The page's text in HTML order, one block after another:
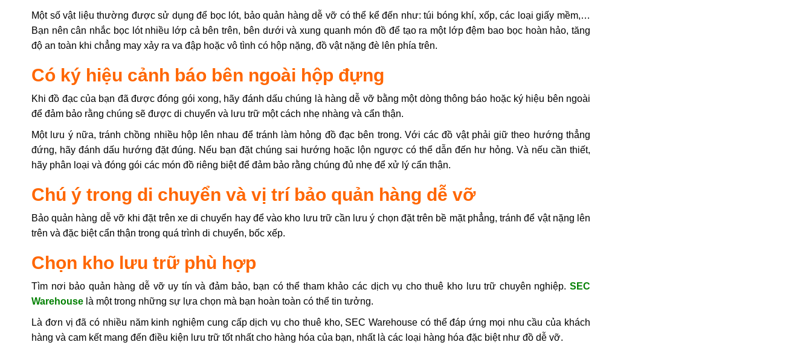
Một số vật liệu thường được sử dụng để bọc lót, bảo quản hàng dễ vỡ có thể kể đến như: túi bóng khí, xốp, các loại giấy mềm,…
Bạn nên cân nhắc bọc lót nhiều lớp cả bên trên, bên dưới và xung quanh món đồ để tạo ra một lớp đệm bao bọc hoàn hảo, tăng
độ an toàn khi chẳng may xảy ra va đập hoặc vô tình có hộp nặng, đồ vật nặng đè lên phía trên.
Có ký hiệu cảnh báo bên ngoài hộp đựng
Khi đồ đạc của bạn đã được đóng gói xong, hãy đánh dấu chúng là hàng dễ vỡ bằng một dòng thông báo hoặc ký hiệu bên ngoài
để đảm bảo rằng chúng sẽ được di chuyển và lưu trữ một cách nhẹ nhàng và cẩn thận.
Một lưu ý nữa, tránh chồng nhiều hộp lên nhau để tránh làm hỏng đồ đạc bên trong. Với các đồ vật phải giữ theo hướng thẳng
đứng, hãy đánh dấu hướng đặt đúng. Nếu bạn đặt chúng sai hướng hoặc lộn ngược có thể dẫn đến hư hỏng. Và nếu cần thiết,
hãy phân loại và đóng gói các món đồ riêng biệt để đảm bảo rằng chúng đủ nhẹ để xử lý cẩn thận.
Chú ý trong di chuyển và vị trí bảo quản hàng dễ vỡ
Bảo quản hàng dễ vỡ khi đặt trên xe di chuyển hay để vào kho lưu trữ cần lưu ý chọn đặt trên bề mặt phẳng, tránh để vật nặng lên
trên và đặc biệt cẩn thận trong quá trình di chuyển, bốc xếp.
Chọn kho lưu trữ phù hợp
Tìm nơi bảo quản hàng dễ vỡ uy tín và đảm bảo, bạn có thể tham khảo các dịch vụ cho thuê kho lưu trữ chuyên nghiệp. SEC
Warehouse là một trong những sự lựa chọn mà bạn hoàn toàn có thể tin tưởng.
Là đơn vị đã có nhiều năm kinh nghiệm cung cấp dịch vụ cho thuê kho, SEC Warehouse có thể đáp ứng mọi nhu cầu của khách
hàng và cam kết mang đến điều kiện lưu trữ tốt nhất cho hàng hóa của bạn, nhất là các loại hàng hóa đặc biệt như đồ dễ vỡ.